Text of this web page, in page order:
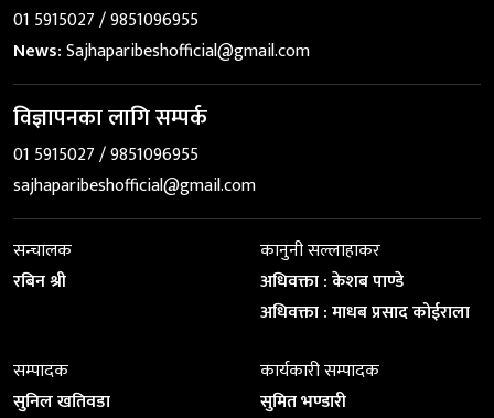
01 5915027 / 9851096955
News:Sajhaparibeshofficial@gmail.com
विज्ञापनका लागि सम्पर्क
01 5915027 / 9851096955
sajhaparibeshofficial@gmail.com
सन्चालक
रबिन श्री
कानुनी सल्लाहाकर
अधिवक्ता : केशब पाण्डे
अधिवक्ता : माधब प्रसाद कोईराला
सम्पादक
सुनिल खतिवडा
कार्यकारी सम्पादक
सुमित भण्डारी